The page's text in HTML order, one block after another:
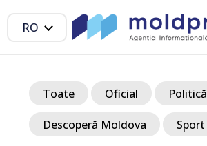
RO
Toate Oficial Politică
Descoperă Moldova Sport